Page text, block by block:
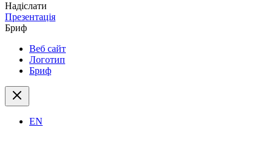
Надіслати
Презентація
Бриф
Веб сайт
Логотип
Бриф
EN